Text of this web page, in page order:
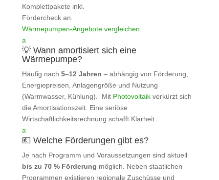
Komplettpakete inkl.
Fördercheck an.
Wärmepumpen‑Angebote vergleichen.
a
💡 Wann amortisiert sich eine
Wärmepumpe?
Häufig nach 5–12 Jahren – abhängig von Förderung,
Energiepreisen, Anlagengröße und Nutzung
(Warmwasser, Kühlung). Mit Photovoltaikverkürzt sich
die Amortisationszeit. Eine seriöse
Wirtschaftlichkeitsrechnung schafft Klarheit.
a
💶 Welche Förderungen gibt es?
Je nach Programm und Voraussetzungen sind aktuell
bis zu 70 % Förderung möglich. Neben staatlichen
Programmen existieren regionale Zuschüsse und